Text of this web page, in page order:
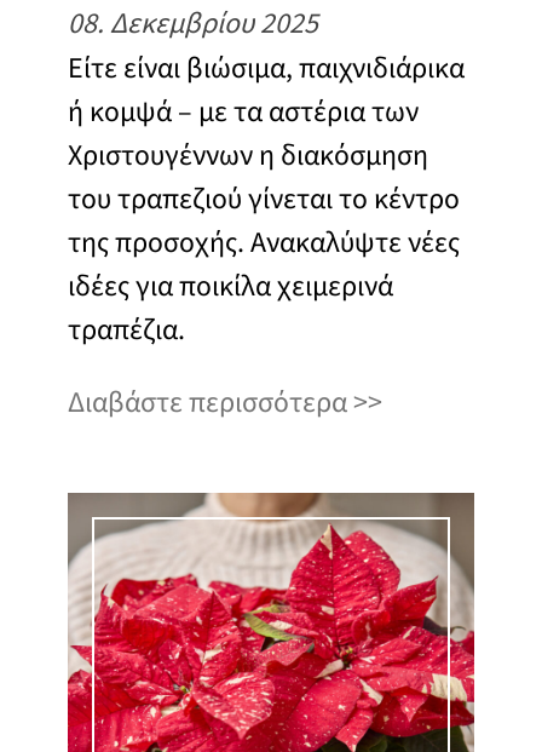
08. Δεκεμβρίου 2025
Είτε είναι βιώσιμα, παιχνιδιάρικα
ή κομψά – με τα αστέρια των
Χριστουγέννων η διακόσμηση
του τραπεζιού γίνεται το κέντρο
της προσοχής. Ανακαλύψτε νέες
ιδέες για ποικίλα χειμερινά
τραπέζια.
Διαβάστε περισσότερα